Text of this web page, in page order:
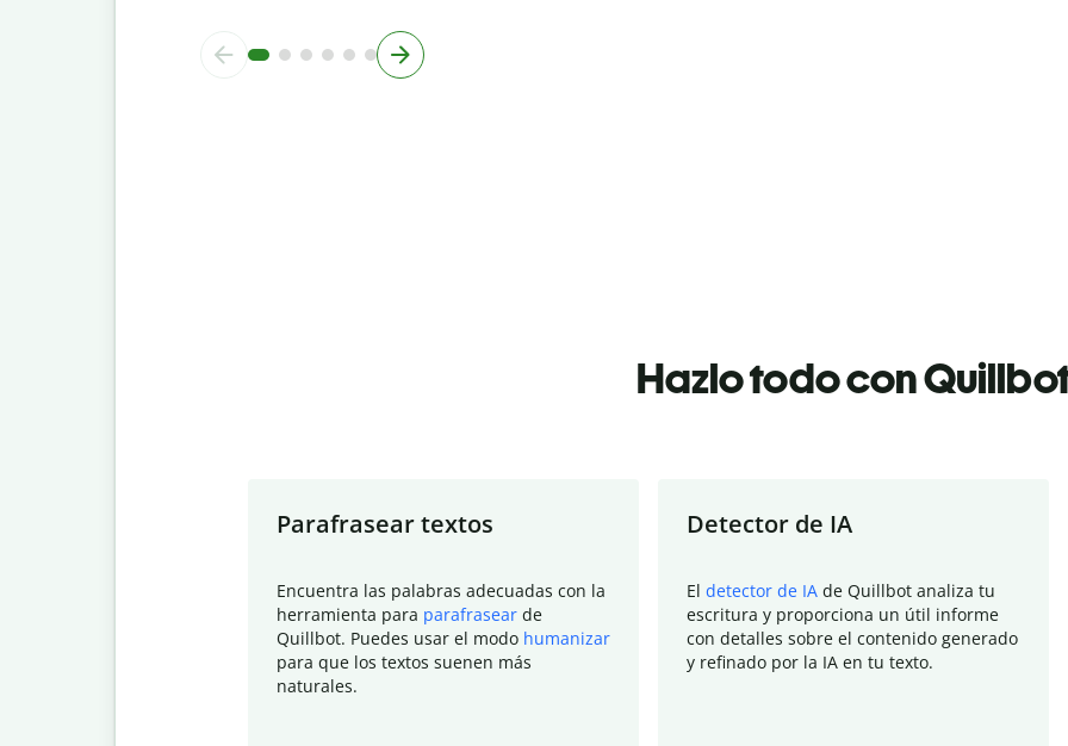
Hazlo todo con
Parafrasear textos
Encuentra las palabras adecuadas con la
herramienta para parafrasear de
Quillbot. Puedes usar el modo humanizar
para que los textos suenen más
naturales.
Detector de IA
El detector de IA de Quillbot analiza tu
escritura y proporciona un útil informe
con detalles sobre el contenido generado
y refinado por la IA en tu texto.